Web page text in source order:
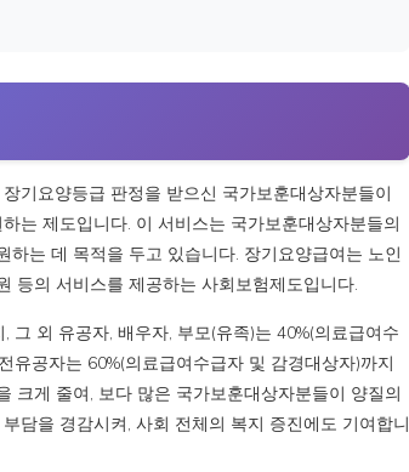
기요양등급 판정을 받으신 국가보훈대상자분들이
는 제도입니다. 이 서비스는 국가보훈대상자분들의
는 데 목적을 두고 있습니다. 장기요양급여는 노인
등의 서비스를 제공하는 사회보험제도입니다.
외 유공자, 배우자, 부모(유족)는 40%(의료급여수
유공자는 60%(의료급여수급자 및 감경대상자)까지
크게 줄여, 보다 많은 국가보훈대상자분들이 양질의
담을 경감시켜, 사회 전체의 복지 증진에도 기여합니